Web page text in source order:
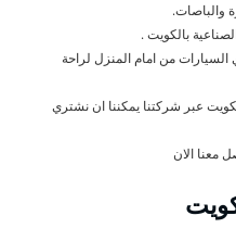
والباصات.
بالكويت .
من امام المنزل لراحة
عبر شركتنا يمكننا ان نشتري
معنا الان